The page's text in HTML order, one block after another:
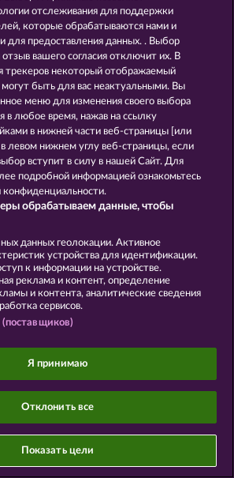
Компания ЧаВо
Facebook
Запрос об Отказе
предназначен исключительно
целей и абсолютно не
успех при игре на
Whow Games GmbH
отслеживания для поддержки
которые обрабатываются нами и
для предоставления данных. . Выбор
вашего согласия отключит их. В
трекеров некоторый отображаемый
быть для вас неактуальными. Вы
меню для изменения своего выбора
в любое время, нажав на ссылку
в нижней части веб-страницы [или
левом нижнем углу веб-страницы, если
вступит в силу в нашей Сайт. Для
подробной информацией ознакомьтесь
обрабатываем данные, чтобы
данных геолокации. Активное
устройства для идентификации.
к информации на устройстве.
реклама и контент, определение
и контента, аналитические сведения
сервисов.
Я принимаю
Отклонить все
Показать цели